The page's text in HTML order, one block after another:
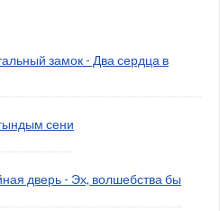
замок - Два сердца в
сени
дверь - Эх, волшебства бы